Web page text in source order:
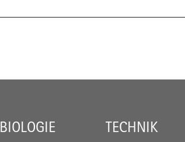
BIOLOGIE TECHNIK